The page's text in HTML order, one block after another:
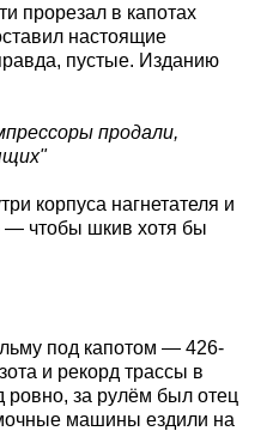
прорезал в капотах
настоящие
пустые. Изданию
продали,
корпуса нагнетателя и
— чтобы шкив хотя бы
под капотом — 426-
и рекорд трассы в
ровно, за рулём был отец
машины ездили на